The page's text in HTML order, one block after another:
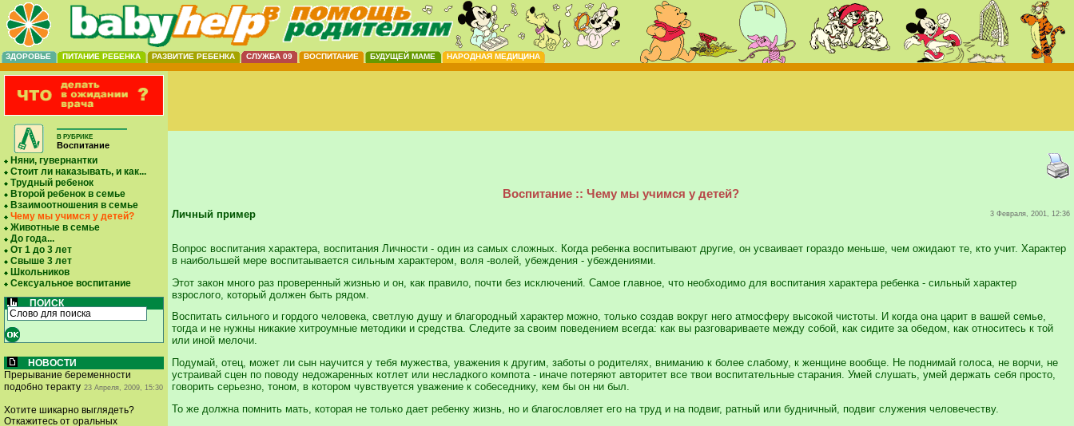
ЗДОРОВЬЕ ПИТАНИЕ РЕБЕНКА РАЗВИТИЕ РЕБЕНКА СЛУЖБА 09 ВОСПИТАНИЕ БУДУЩЕЙ МАМЕ НАРОДНАЯ МЕДИЦИНА
В РУБРИКЕ
Воспитание
Няни, гувернантки
Стоит ли наказывать, и как...
Трудный ребенок
Второй ребенок в семье
Взаимоотношения в семье
Чему мы учимся у детей?
Животные в семье
До года...
От 1 до 3 лет
Свыше 3 лет
Школьников
Сексуальное воспитание
ПОИСК
НОВОСТИ
Прерывание беременности
подобно теракту 23 Апреля, 2009, 15:30
Хотите шикарно выглядеть?
Откажитесь от оральных
Воспитание :: Чему мы учимся у детей?
Личный пример 3 Февраля, 2001, 12:36
Вопрос воспитания характера, воспитания Личности - один из самых сложных. Когда ребенка воспитывают другие, он усваивает гораздо меньше, чем ожидают те, кто учит. Характер
в наибольшей мере воспитаывается сильным характером, воля -волей, убеждения - убеждениями.
Этот закон много раз проверенный жизнью и он, как правило, почти без исключений. Самое главное, что необходимо для воспитания характера ребенка - сильный характер
взрослого, который должен быть рядом.
Воспитать сильного и гордого человека, светлую душу и благородный характер можно, только создав вокруг него атмосферу высокой чистоты. И когда она царит в вашей семье,
тогда и не нужны никакие хитроумные методики и средства. Следите за своим поведением всегда: как вы разговариваете между собой, как сидите за обедом, как относитесь к той
или иной мелочи.
Подумай, отец, может ли сын научится у тебя мужества, уважения к другим, заботы о родителях, вниманию к более слабому, к женщине вообще. Не поднимай голоса, не ворчи, не
устраивай сцен по поводу недожаренных котлет или несладкого компота - иначе потеряют авторитет все твои воспитательные старания. Умей слушать, умей держать себя просто,
говорить серьезно, тоном, в котором чувствуется уважение к собеседнику, кем бы он ни был.
То же должна помнить мать, которая не только дает ребенку жизнь, но и благословляет его на труд и на подвиг, ратный или будничный, подвиг служения человечеству.